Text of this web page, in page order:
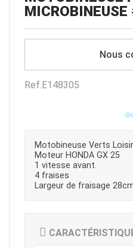
MICROBINEUSE
Motobineuse Verts
Moteur HONDA GX 25
1 vitesse avant.
4 fraises
Largeur de fraisage
Nous
Ref. E148305